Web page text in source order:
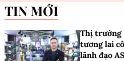
TIN MỚI
Thị trường
tương lai
lãnh đạo